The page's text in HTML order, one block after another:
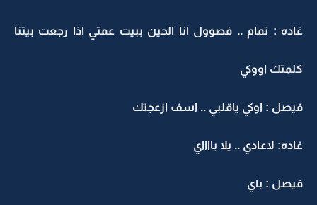
غاده : تمام .. فصوول انا الحين ببيت عمتي اذا رجعت بيتنا
كلمتك اووكي
فيصل : اوكي ياقلبي .. اسف ازعجتك
غاده: لاعادي .. يلا بااااي
فيصل : باي